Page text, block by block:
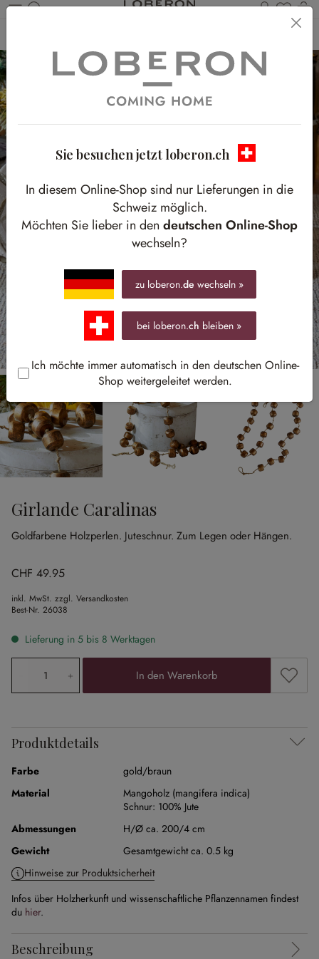
Du
Girlande Caralinas
Goldfarbene Holzperlen. Juteschnur. Zum Legen oder Hängen.
CHF 49.95
inkl. MwSt. zzgl. Versandkosten
Best-Nr. 26038
Lieferung in 5 bis 8 Werktagen
Produkt Anzahl: Gib den gewünschten Wert ein oder
In den Warenkorb Zum
Produktdetails
Farbe
gold/braun
Material
Mangoholz (mangifera indica)
Schnur: 100% Jute
Abmessungen
H/Ø ca. 200/4 cm
Gewicht
Gesamtgewicht ca. 0.5 kg
Hinweise zur Produktsicherheit
Infos über Holzherkunft und wissenschaftliche Pflanzennamen findest
du hier.
Beschreibung
Sie besuchen jetzt loberon.ch
In diesem Online-Shop sind nur Lieferungen in die
Schweiz möglich.
Möchten Sie lieber in den deutschen Online-Shop
wechseln?
zu loberon.de wechseln »
bei loberon.ch bleiben »
Ich möchte immer automatisch in den deutschen Online-
Shop weitergeleitet werden.